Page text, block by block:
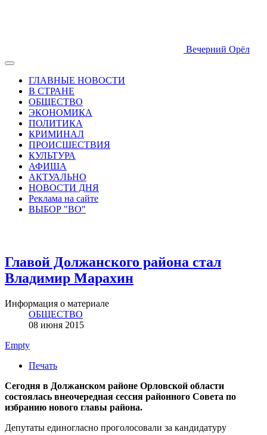
Вечерний Орёл
ГЛАВНЫЕ НОВОСТИ
В СТРАНЕ
ОБЩЕСТВО
ЭКОНОМИКА
ПОЛИТИКА
КРИМИНАЛ
ПРОИСШЕСТВИЯ
КУЛЬТУРА
АФИША
АКТУАЛЬНО
НОВОСТИ ДНЯ
Реклама на сайте
ВЫБОР "ВО"
Главой Должанского района стал
Владимир Марахин
Информация о материале
ОБЩЕСТВО
08 июня 2015
Empty
Печать
Сегодня в Должанском районе Орловской области
состоялась внеочередная сессия районного Совета по
избранию нового главы района.
Депутаты единогласно проголосовали за кандидатуру